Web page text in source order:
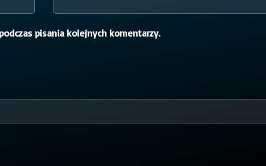
pisania kolejnych komentarzy.